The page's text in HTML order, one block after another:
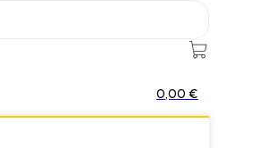
0,00 €